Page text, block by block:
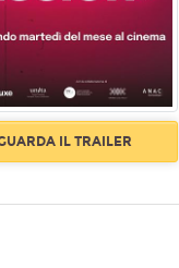
IL TRAILER